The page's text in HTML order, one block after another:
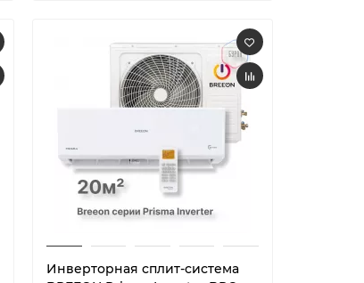
Инверторная сплит-система